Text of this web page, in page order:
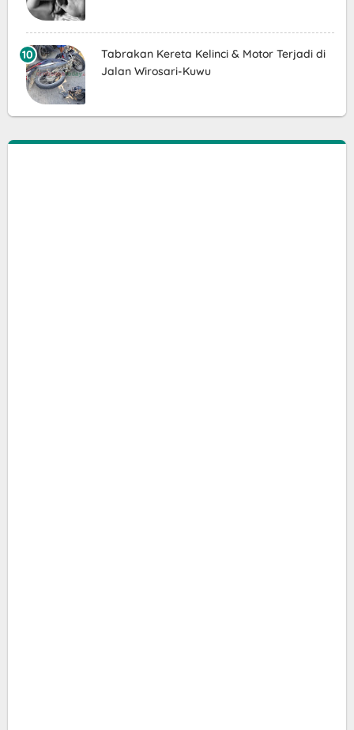
Tabrakan Kereta Kelinci & Motor Terjadi di
Jalan Wirosari-Kuwu